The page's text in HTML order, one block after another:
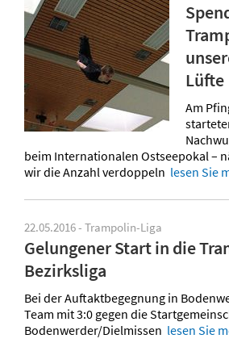
Lüfte
Am
beim Internationalen Ostseepokal –
wir die Anzahl verdoppeln lesen Sie
22.05.2016 - Trampolin-Liga
Gelungener Start in die
Bezirksliga
Bei der Auftaktbegegnung in
Team mit 3:0 gegen die
Bodenwerder/Dielmissen lesen Sie